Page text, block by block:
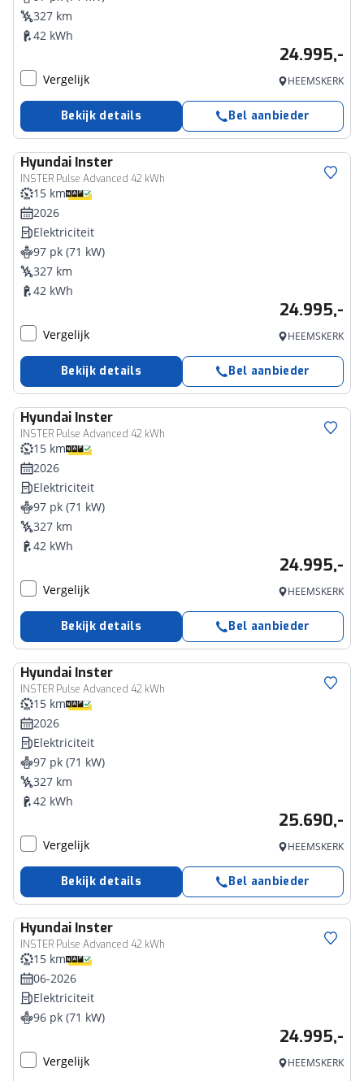
327 km
42 kWh
24.995,-
Vergelijk HEEMSKERK
Bekijk details Bel aanbieder
Hyundai Inster
INSTER Pulse Advanced 42 kWh
15 km
2026
Elektriciteit
97 pk (71 kW)
327 km
42 kWh
24.995,-
Vergelijk HEEMSKERK
Bekijk details Bel aanbieder
Hyundai Inster
INSTER Pulse Advanced 42 kWh
15 km
2026
Elektriciteit
97 pk (71 kW)
327 km
42 kWh
24.995,-
Vergelijk HEEMSKERK
Bekijk details Bel aanbieder
Hyundai Inster
INSTER Pulse Advanced 42 kWh
15 km
2026
Elektriciteit
97 pk (71 kW)
327 km
42 kWh
25.690,-
Vergelijk HEEMSKERK
Bekijk details Bel aanbieder
Hyundai Inster
INSTER Pulse Advanced 42 kWh
15 km
06-2026
Elektriciteit
96 pk (71 kW)
24.995,-
Vergelijk HEEMSKERK